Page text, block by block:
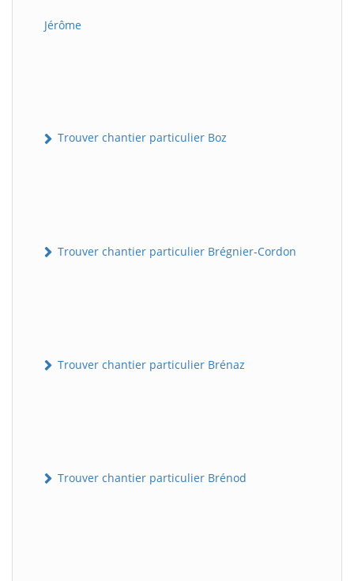
Jérôme
Trouver chantier particulier Boz
Trouver chantier particulier Brégnier-Cordon
Trouver chantier particulier Brénaz
Trouver chantier particulier Brénod